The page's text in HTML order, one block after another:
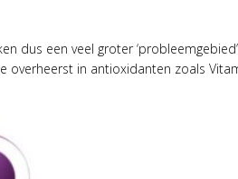
dus een veel groter
overheerst in antioxidanten zoals